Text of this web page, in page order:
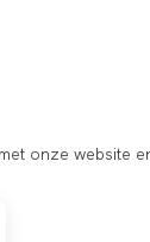
onze website